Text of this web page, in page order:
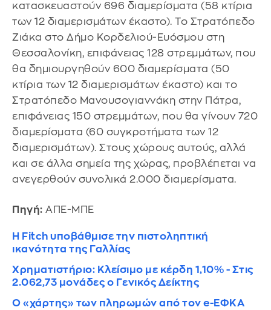
κατασκευαστούν 696 διαμερίσματα (58 κτίρια
των 12 διαμερισμάτων έκαστο). Το Στρατόπεδο
Ζιάκα στο Δήμο Κορδελιού-Ευόσμου στη
Θεσσαλονίκη, επιφάνειας 128 στρεμμάτων, που
θα δημιουργηθούν 600 διαμερίσματα (50
κτίρια των 12 διαμερισμάτων έκαστο) και το
Στρατόπεδο Μανουσογιαννάκη στην Πάτρα,
επιφάνειας 150 στρεμμάτων, που θα γίνουν 720
διαμερίσματα (60 συγκροτήματα των 12
διαμερισμάτων). Στους χώρους αυτούς, αλλά
και σε άλλα σημεία της χώρας, προβλέπεται να
ανεγερθούν συνολικά 2.000 διαμερίσματα.
Πηγή: ΑΠΕ-ΜΠΕ
Η Fitch υποβάθμισε την πιστοληπτική
ικανότητα της Γαλλίας
Χρηματιστήριο: Κλείσιμο με κέρδη 1,10% - Στις
2.062,73 μονάδες ο Γενικός Δείκτης
Ο «χάρτης» των πληρωμών από τον e-ΕΦΚΑ